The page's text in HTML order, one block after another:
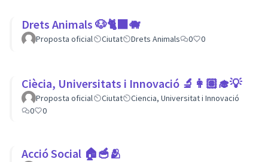
Drets Animals 🐶🐈‍⬛️🐗
Proposta oficial Ciutat Drets Animals 0 0
Ciècia, Universitats i Innovació 🔬👩🏽‍🎓💡
Proposta oficial Ciutat
Ciencia, Universitat i Innovació
0
0
Acció Social 🏠🥣🫂